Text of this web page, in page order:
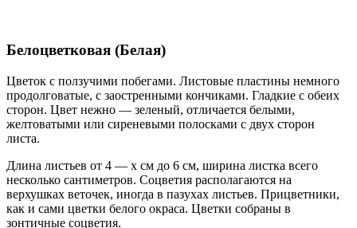
Белоцветковая (Белая)
Цветок с ползучими побегами. Листовые пластины немного
продолговатые, с заостренными кончиками. Гладкие с обеих
сторон. Цвет нежно — зеленый, отличается белыми,
желтоватыми или сиреневыми полосками с двух сторон
листа.
Длина листьев от 4 — х см до 6 см, ширина листка всего
несколько сантиметров. Соцветия располагаются на
верхушках веточек, иногда в пазухах листьев. Прицветники,
как и сами цветки белого окраса. Цветки собраны в
зонтичные соцветия.